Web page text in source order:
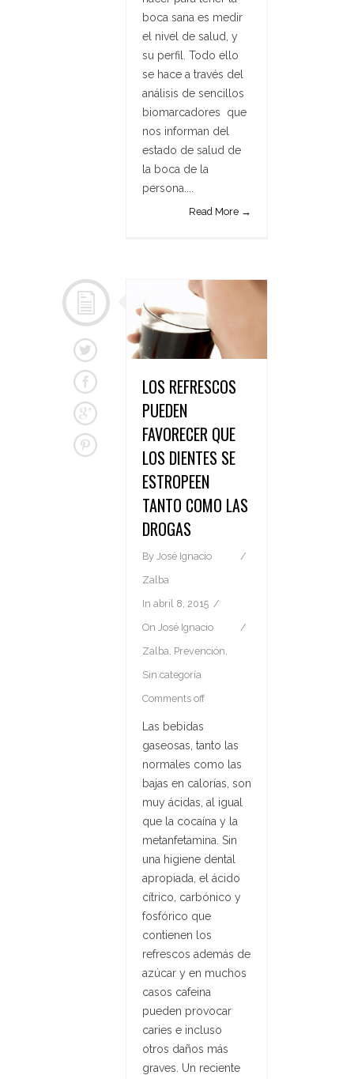
boca sana es medir
el nivel de salud, y
su perfil. Todo ello
se hace a través del
análisis de sencillos
biomarcadores que
nos informan del
estado de salud de
la boca de la
persona....
Read More →
LOS REFRESCOS
PUEDEN
FAVORECER QUE
LOS DIENTES SE
ESTROPEEN
TANTO COMO LAS
DROGAS
By José Ignacio
Zalba
In abril 8, 2015
On José Ignacio
Zalba, Prevención,
Sin categoría
Comments off
Las bebidas
gaseosas, tanto las
normales como las
bajas en calorías, son
muy ácidas, al igual
que la cocaína y la
metanfetamina. Sin
una higiene dental
apropiada, el ácido
cítrico, carbónico y
fosfórico que
contienen los
refrescos además de
azúcar y en muchos
casos cafeina
pueden provocar
caries e incluso
otros daños más
graves. Un reciente